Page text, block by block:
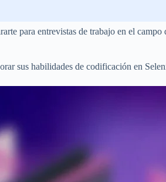
para entrevistas de trabajo en el
sus habilidades de codificación en